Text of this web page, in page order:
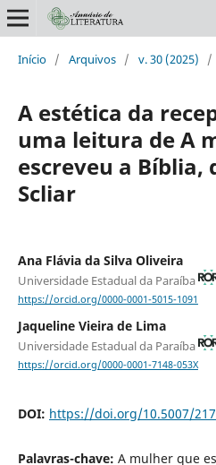
Início / Arquivos / v. 30 (2025) /
A estética da
uma leitura de A
escreveu a Bíblia,
Scliar
Ana Flávia da Silva Oliveira
Universidade Estadual da Paraíba
https://orcid.org/0000-0001-5015-1091
Jaqueline Vieira de Lima
Universidade Estadual da Paraíba
https://orcid.org/0000-0001-7148-053X
DOI: https://doi.org/10.5007/
Palavras-chave: A mulher que